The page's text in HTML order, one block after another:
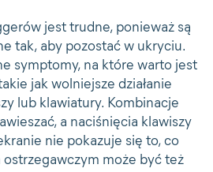
jest trudne, ponieważ są
tak, aby pozostać w ukryciu.
symptomy, na które warto jest
jak wolniejsze działanie
lub klawiatury. Kombinacje
a naciśnięcia klawiszy
nie pokazuje się to, co
ostrzegawczym może być też